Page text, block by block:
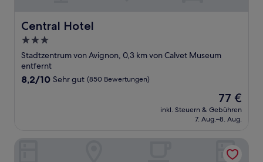
Central Hotel
Central Hotel
3.0-
Sterne-
Unterkunft
Stadtzentrum von Avignon, 0,3 km von Calvet Museum
entfernt
8.2
Bewertungen)
8,2/10 Sehr gut (850 Bewertungen)
Der
Preis
beträgt
77 €
inkl. Steuern & Gebühren
7. Aug.–8. Aug.